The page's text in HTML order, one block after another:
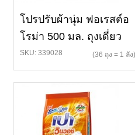
โปรปรับผ้านุ่ม ฟอเรสต์อ
โรม่า 500 มล. ถุงเดี่ยว
SKU: 339028 (36 ถุง = 1 ลัง)